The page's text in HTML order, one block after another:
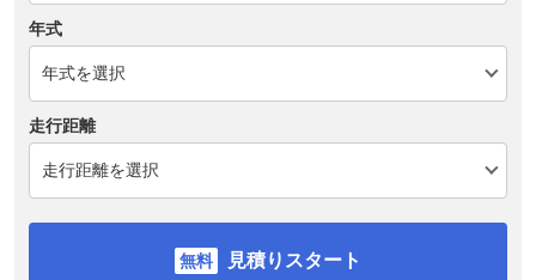
年式
走行距離
見積りスタート